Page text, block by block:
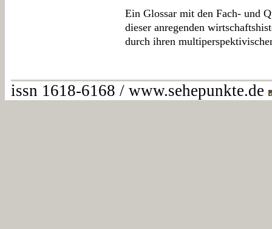
Ein Glossar mit den Fach- und
dieser anregenden
durch ihren
issn 1618-6168 / www.sehepunkte.de